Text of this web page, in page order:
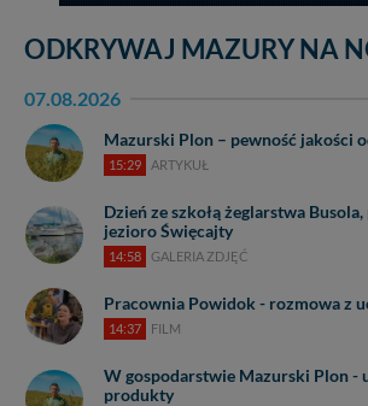
ODKRYWAJ MAZURY NA
07.08.2026
Mazurski Plon – pewność jakości
15:29 ARTYKUŁ
Dzień ze szkołą żeglarstwa
jezioro Święcajty
14:58 GALERIA ZDJĘĆ
Pracownia Powidok - rozmowa z
14:37 FILM
W gospodarstwie Mazurski Plon -
produkty